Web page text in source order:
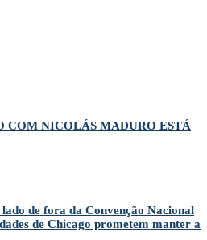
COM NICOLÁS MADURO ESTÁ
de fora da Convenção Nacional
de Chicago prometem manter a